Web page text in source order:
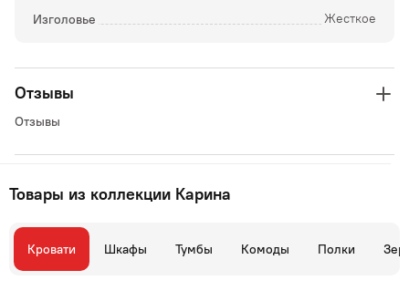
Изголовье Жесткое
Отзывы
Отзывы
Товары из коллекции Карина
Кровати Шкафы Тумбы Комоды Полки